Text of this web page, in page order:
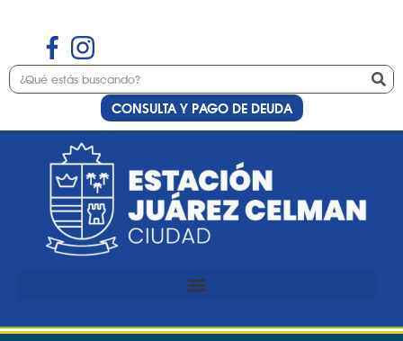
CONSULTA Y PAGO DE DEUDA